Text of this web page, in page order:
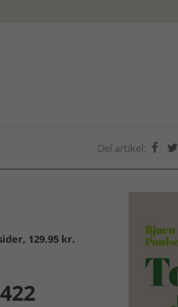
Del artikel:  
129.95 kr.